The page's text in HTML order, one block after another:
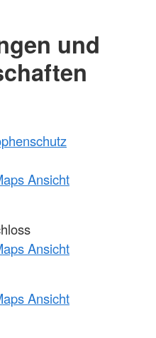
und
Ansicht
Ansicht
Ansicht